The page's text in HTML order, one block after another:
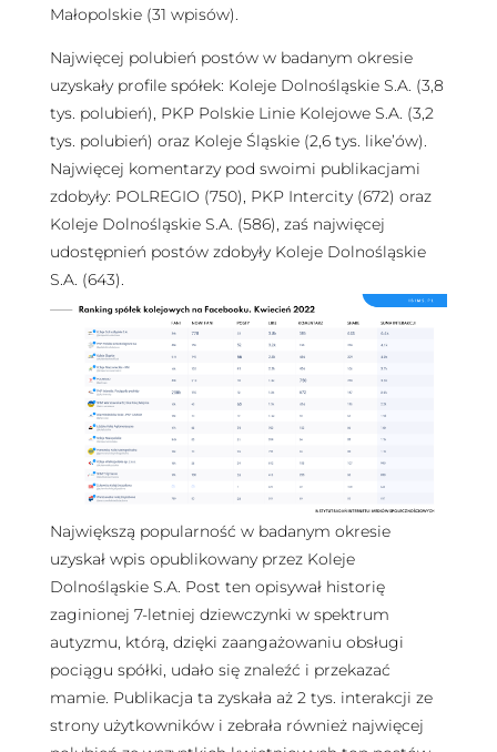
Małopolskie (31 wpisów).
Najwięcej polubień postów w badanym okresie
uzyskały profile spółek: Koleje Dolnośląskie S.A. (3,8
tys. polubień), PKP Polskie Linie Kolejowe S.A. (3,2
tys. polubień) oraz Koleje Śląskie (2,6 tys. like’ów).
Najwięcej komentarzy pod swoimi publikacjami
zdobyły: POLREGIO (750), PKP Intercity (672) oraz
Koleje Dolnośląskie S.A. (586), zaś najwięcej
udostępnień postów zdobyły Koleje Dolnośląskie
S.A. (643).
Największą popularność w badanym okresie
uzyskał wpis opublikowany przez Koleje
Dolnośląskie S.A. Post ten opisywał historię
zaginionej 7-letniej dziewczynki w spektrum
autyzmu, którą, dzięki zaangażowaniu obsługi
pociągu spółki, udało się znaleźć i przekazać
mamie. Publikacja ta zyskała aż 2 tys. interakcji ze
strony użytkowników i zebrała również najwięcej